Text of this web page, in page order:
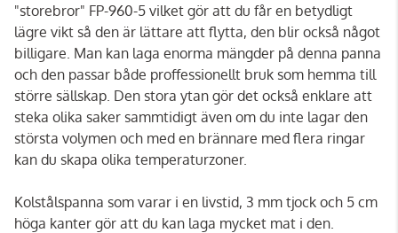
"storebror" FP-960-5 vilket gör att du får en betydligt
lägre vikt så den är lättare att flytta, den blir också något
billigare. Man kan laga enorma mängder på denna panna
och den passar både proffessionellt bruk som hemma till
större sällskap. Den stora ytan gör det också enklare att
steka olika saker sammtidigt även om du inte lagar den
största volymen och med en brännare med flera ringar
kan du skapa olika temperaturzoner.
Kolstålspanna som varar i en livstid, 3 mm tjock och 5 cm
höga kanter gör att du kan laga mycket mat i den.